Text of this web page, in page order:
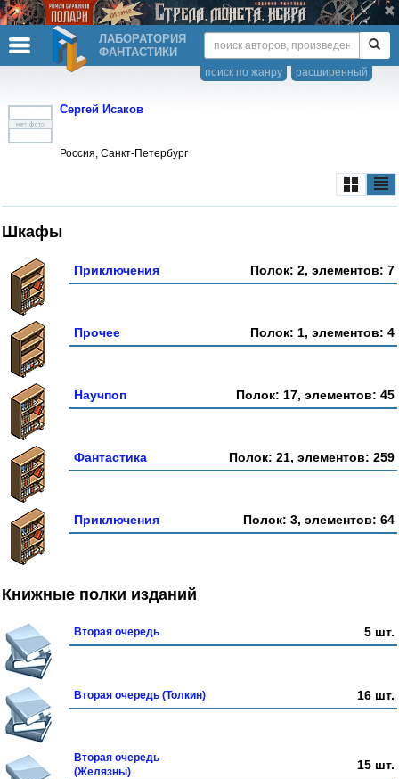
ЛАБОРАТОРИЯ
ФАНТАСТИКИ
расширенный
поиск по жанру
Сергей Исаков
Россия, Санкт-Петербург
Шкафы
Приключения Полок: 2, элементов: 7
Прочее Полок: 1, элементов: 4
Научпоп Полок: 17, элементов: 45
Фантастика Полок: 21, элементов: 259
Приключения Полок: 3, элементов: 64
Книжные полки изданий
Вторая очередь 5 шт.
Вторая очередь (Толкин) 16 шт.
Вторая очередь
(Желязны)
15 шт.